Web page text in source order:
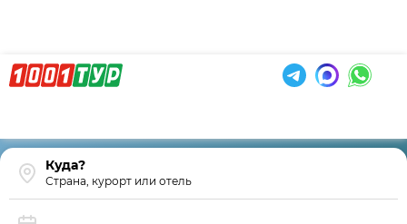
Страна, курорт или отель